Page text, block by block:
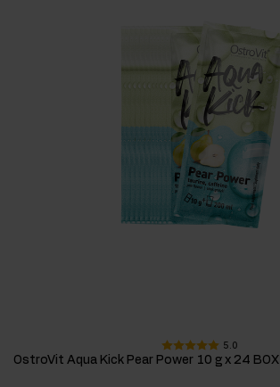
5.0
OstroVit Aqua Kick Pear Power 10 g x 24 BOX